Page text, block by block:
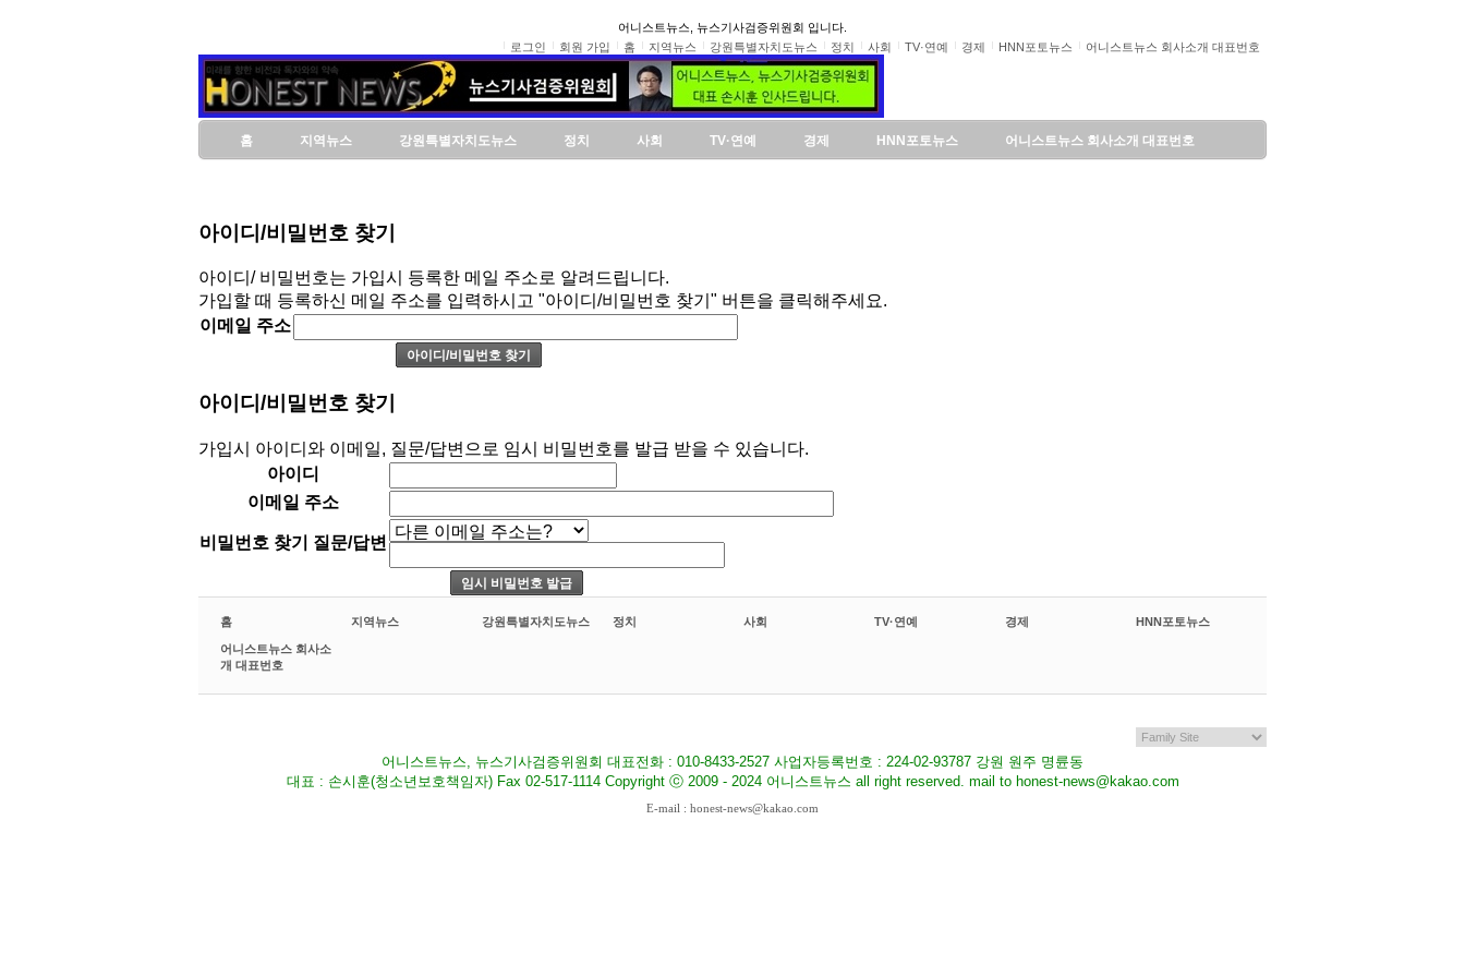
어니스트뉴스, 뉴스기사검증위원회 입니다.
로그인
회원 가입 홈 지역뉴스 강원특별자치도뉴스 정치 사회 TV·연예 경제 HNN포토뉴스 어니스트뉴스 회사소개 대표번호
홈 지역뉴스 강원특별자치도뉴스 정치 사회 TV·연예 경제 HNN포토뉴스 어니스트뉴스 회사소개 대표번호
아이디/비밀번호 찾기
아이디/ 비밀번호는 가입시 등록한 메일 주소로 알려드립니다.
가입할 때 등록하신 메일 주소를 입력하시고 "아이디/비밀번호 찾기" 버튼을 클릭해주세요.
이메일 주소
아이디/비밀번호 찾기
가입시 아이디와 이메일, 질문/답변으로 임시 비밀번호를 발급 받을 수 있습니다.
아이디
이메일 주소
비밀번호 찾기 질문/답변
홈 지역뉴스 강원특별자치도뉴스 정치 사회 TV·연예 경제 HNN포토뉴스
어니스트뉴스 회사소
개 대표번호
어니스트뉴스, 뉴스기사검증위원회 대표전화 : 010-8433-2527 사업자등록번호 : 224-02-93787 강원 원주 명륜동
대표 : 손시훈(청소년보호책임자) Fax 02-517-1114 Copyright ⓒ 2009 - 2024 어니스트뉴스 all right reserved. mail to honest-news@kakao.com
E-mail : honest-news@kakao.com